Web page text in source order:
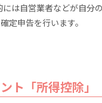
は自営業者などが自分
定申告を行います。
ト「所得控除」